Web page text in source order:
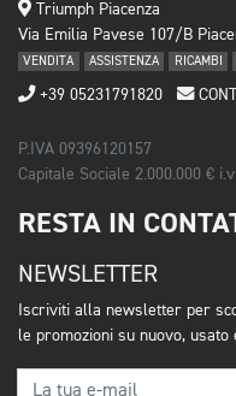
Triumph Piacenza
Via Emilia Pavese 107/B
VENDITA ASSISTENZA RICAMBI
+39 05231791820
P.IVA 09396120157
Capitale Sociale 2.000.000 €
RESTA IN
NEWSLETTER
Iscriviti alla newsletter per
le promozioni su nuovo, usato